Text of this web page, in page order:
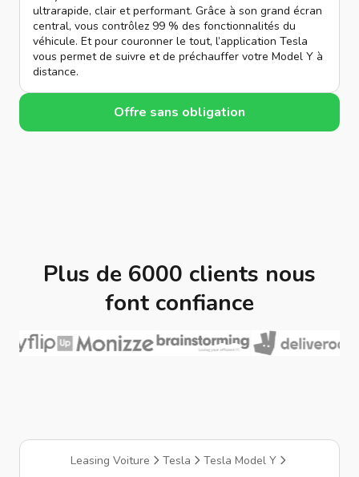
ultrarapide, clair et performant. Grâce à son grand écran
central, vous contrôlez 99 % des fonctionnalités du
véhicule. Et pour couronner le tout, l’application Tesla
vous permet de suivre et de préchauffer votre Model Y à
distance.
Offre sans obligation
Plus de 6000 clients nous
font confiance
Leasing Voiture Tesla Tesla Model Y